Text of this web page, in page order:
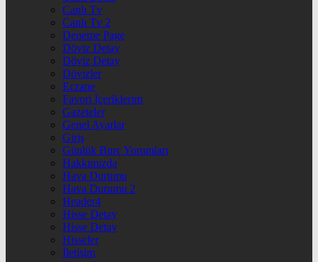
Canlı Tv
Canlı Tv 2
Deneme Page
Döviz Detay
Döviz Detay
Dövizler
Eczane
Favori İçeriklerim
Gazeteler
Genel Ayarlar
Giriş
Günlük Burç Yorumları
Hakkımızda
Hava Durumu
Hava Durumu 2
Header4
Hisse Detay
Hisse Detay
Hisseler
İletişim